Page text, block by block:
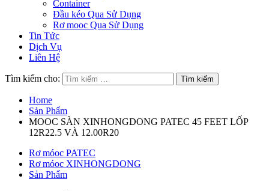
Container
Đầu kéo Qua Sử Dụng
Rơ mooc Qua Sử Dụng
Tin Tức
Dịch Vụ
Liên Hệ
Tìm kiếm cho:
Home
Sản Phẩm
MOOC SÀN XINHONGDONG PATEC 45 FEET LỐP
12R22.5 VÀ 12.00R20
Rơ móoc PATEC
Rơ móoc XINHONGDONG
Sản Phẩm